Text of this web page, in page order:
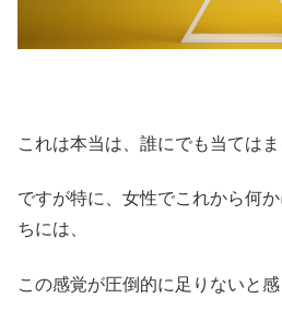
これは本当は、誰にでも当てはま
ですが特に、女性でこれから何
ちには、
この感覚が圧倒的に足りないと感